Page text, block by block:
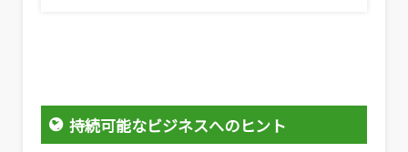
持続可能なビジネスへのヒント